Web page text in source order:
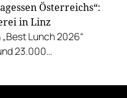
und Österreichs“:
in Linz
Lunch 2026“
23.000